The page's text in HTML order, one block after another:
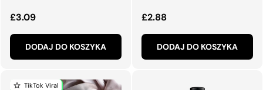
Normalna cena
£3.09
DODAJ DO KOSZYKA
Normalna cena
£2.88
DODAJ DO KOSZYKA
TikTok Viral